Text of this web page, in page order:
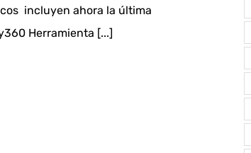
incluyen ahora la última
Herramienta [...]